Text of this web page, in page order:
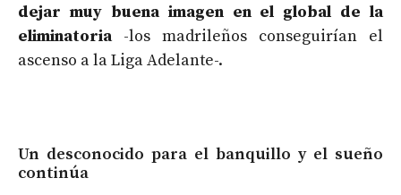
dejar muy buena imagen en el global de la
eliminatoria -los madrileños conseguirían el
ascenso a la Liga Adelante-.
Un desconocido para el banquillo y el sueño
continúa